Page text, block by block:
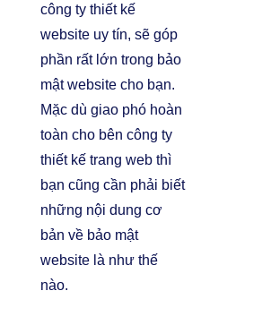
công ty thiết kế
website uy tín, sẽ góp
phần rất lớn trong bảo
mật website cho bạn.
Mặc dù giao phó hoàn
toàn cho bên công ty
thiết kế trang web thì
bạn cũng cần phải biết
những nội dung cơ
bản về bảo mật
website là như thế
nào.